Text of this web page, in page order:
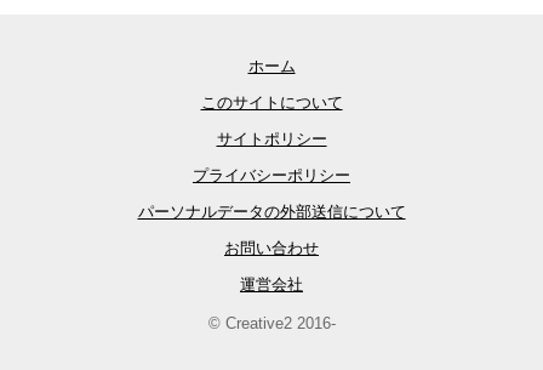
ホーム
このサイトについて
サイトポリシー
プライバシーポリシー
パーソナルデータの外部送信について
お問い合わせ
運営会社
© Creative2 2016-